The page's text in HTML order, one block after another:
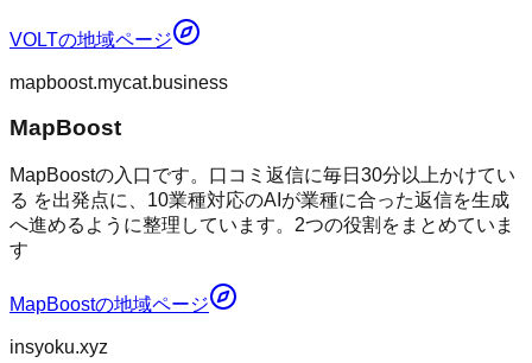
VOLTの地域ページ
mapboost.mycat.business
MapBoost
MapBoostの入口です。口コミ返信に毎日30分以上かけてい
る を出発点に、10業種対応のAIが業種に合った返信を生成
へ進めるように整理しています。2つの役割をまとめていま
す
MapBoostの地域ページ
insyoku.xyz